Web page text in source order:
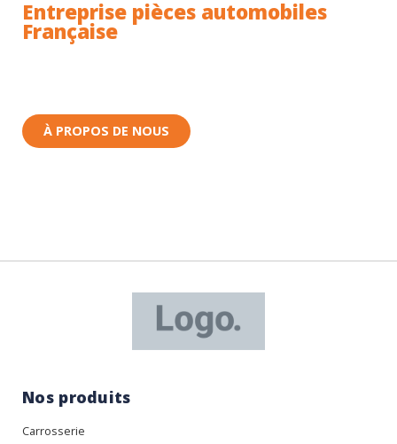
Entreprise pièces automobiles
Française
À PROPOS DE NOUS
Nos produits
Carrosserie